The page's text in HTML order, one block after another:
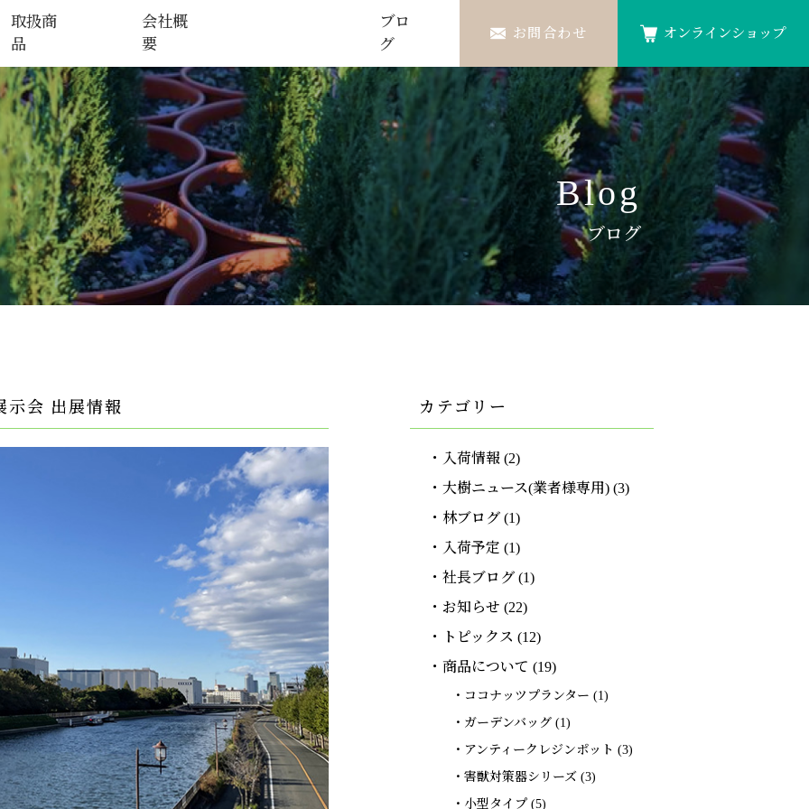
取扱商
品
会社概
要
ブロ
グ
お問合わせ オンラインショップ
Blog
ブログ
示会 出展情報 カテゴリー
入荷情報 (2)
大樹ニュース(業者様専用) (3)
林ブログ (1)
入荷予定 (1)
社長ブログ (1)
お知らせ (22)
トピックス (12)
商品について (19)
ココナッツプランター (1)
ガーデンバッグ (1)
アンティークレジンポット (3)
害獣対策器シリーズ (3)
小型タイプ (5)